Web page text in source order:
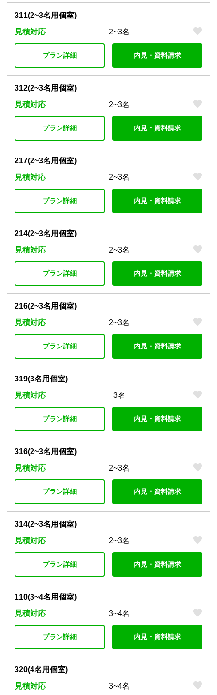
311(2~3名用個室)
見積対応
2~3名
プラン詳細 内見・資料請求
312(2~3名用個室)
見積対応
2~3名
プラン詳細 内見・資料請求
217(2~3名用個室)
見積対応
2~3名
プラン詳細 内見・資料請求
214(2~3名用個室)
見積対応
2~3名
プラン詳細 内見・資料請求
216(2~3名用個室)
見積対応
2~3名
プラン詳細 内見・資料請求
319(3名用個室)
見積対応
3名
プラン詳細 内見・資料請求
316(2~3名用個室)
見積対応
2~3名
プラン詳細 内見・資料請求
314(2~3名用個室)
見積対応
2~3名
プラン詳細 内見・資料請求
110(3~4名用個室)
見積対応
3~4名
プラン詳細 内見・資料請求
320(4名用個室)
見積対応
3~4名